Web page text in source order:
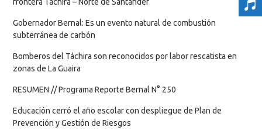
frontera Táchira – Norte de Santander
Gobernador Bernal: Es un evento natural de combustión
subterránea de carbón
Bomberos del Táchira son reconocidos por labor rescatista en
zonas de La Guaira
RESUMEN // Programa Reporte Bernal N° 250
Educación cerró el año escolar con despliegue de Plan de
Prevención y Gestión de Riesgos